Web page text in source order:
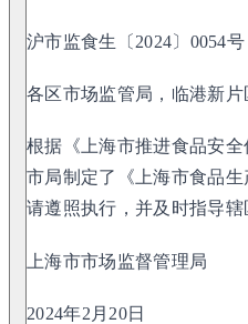
沪市监食生〔2024〕0054号
各区市场监管局，临港新片
根据《上海市推进食品安
市局制定了《上海市食品
请遵照执行，并及时指导
上海市市场监督管理局
2024年2月20日